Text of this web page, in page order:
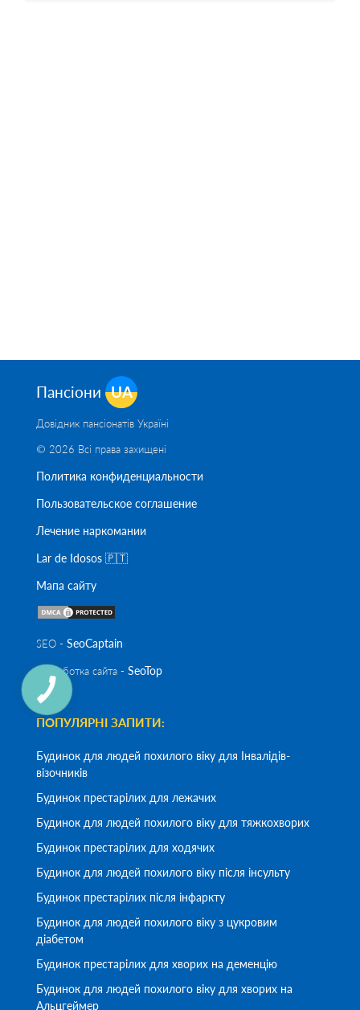
Пансіони UA
Довідник пансіонатів Україні
© 2026 Всі права захищені
Политика конфиденциальности
Пользовательское соглашение
Лечение наркомании
Lar de Idosos 🇵🇹
Мапа сайту
SEO - SeoСaptain
Разработка сайта - SeoTop
ПОПУЛЯРНІ ЗАПИТИ:
Будинок для людей похилого віку для Інвалідів-
візочників
Будинок престарілих для лежачих
Будинок для людей похилого віку для тяжкохворих
Будинок престарілих для ходячих
Будинок для людей похилого віку після інсульту
Будинок престарілих після інфаркту
Будинок для людей похилого віку з цукровим
діабетом
Будинок престарілих для хворих на деменцію
Будинок для людей похилого віку для хворих на
Альцгеймер